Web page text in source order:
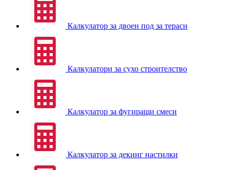
Калкулатор за двоен под за тераси
Калкулатори за сухо строителство
Калкулатор за фугиращи смеси
Калкулатор за декинг настилки